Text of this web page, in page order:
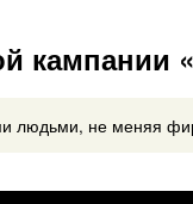
кампании
людьми, не меняя